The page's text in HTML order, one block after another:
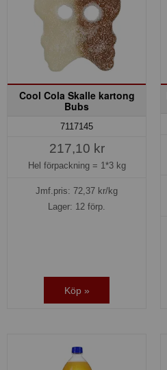
Cool Cola Skalle kartong
Bubs
7117145
217,10 kr
Hel förpackning = 1*3 kg
Jmf.pris: 72,37 kr/kg
Lager: 12 förp.
Köp »